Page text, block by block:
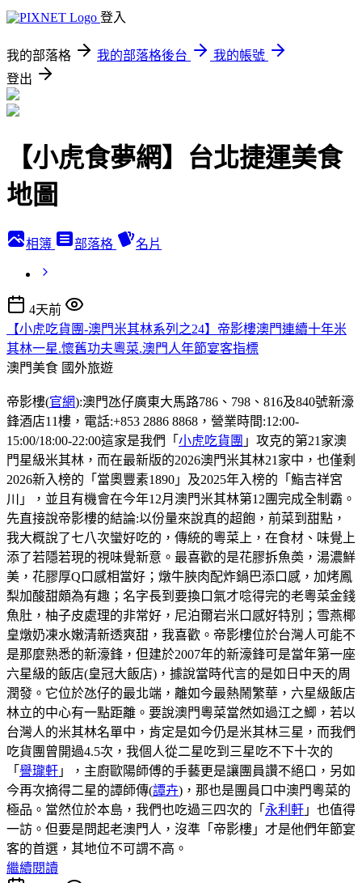
登入
我的部落格 我的部落格後台
我的帳號
登出
【小虎食夢網】台北捷運美食
地圖
相簿 部落格 名片
4天前
【小虎吃貨團-澳門米其林系列之24】帝影樓澳門連續十年米
其林一星.懷舊功夫粵菜.澳門人年節宴客指標
澳門美食 國外旅遊
帝影樓(官網):澳門氹仔廣東大馬路786、798、816及840號新濠
鋒酒店11樓，電話:+853 2886 8868，營業時間:12:00-
15:00/18:00-22:00這家是我們「 小虎吃貨團 」攻克的第21家澳
門星級米其林，而在最新版的2026澳門米其林21家中，也僅剩
2026新入榜的「當奧豐素1890」及2025年入榜的「鮨吉祥宮
川」，並且有機會在今年12月澳門米其林第12團完成全制霸。
先直接說帝影樓的結論:以份量來說真的超飽，前菜到甜點，
我大概說了七八次蠻好吃的，傳統的粵菜上，在食材、味覺上
添了若隱若現的視味覺新意。最喜歡的是花膠拆魚𡙡，湯濃鮮
美，花膠厚Q口感相當好；燉牛脥肉配炸鍋巴添口感，加烤鳳
梨加酸甜頗為有趣；名字長到要換口氣才唸得完的老粵菜金錢
魚肚，柚子皮處理的非常好，尼泊爾岩米口感好特別；雪燕椰
皇燉奶凍水嫩清新透爽甜，我喜歡。帝影樓位於台灣人可能不
是那麼熟悉的新濠鋒，但建於2007年的新濠鋒可是當年第一座
六星級的飯店(皇冠大飯店)，據說當時代言的是如日中天的周
潤發。它位於氹仔的最北端，離如今最熱鬧繁華，六星級飯店
林立的中心有一點距離。要說澳門粵菜當然如過江之鯽，若以
台灣人的米其林名單中，肯定是如今仍是米其林三星，而我們
吃貨團曾開過4.5次，我個人從二星吃到三星吃不下十次的
「 譽瓏軒 」，主廚歐陽師傅的手藝更是讓團員讚不絕口，另如
今再次摘得二星的譚師傳(譚卉)，那也是團員口中澳門粵菜的
極品。當然位於本島，我們也吃過三四次的「 永利軒 」也值得
一訪。但要是問起老澳門人，沒準「帝影樓」才是他們年節宴
客的首選，其地位不可謂不高。
繼續閱讀